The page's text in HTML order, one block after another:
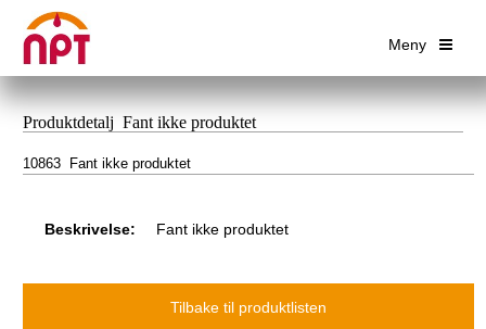
Meny
Produktdetalj Fant ikke produktet
10863 Fant ikke produktet
Beskrivelse: Fant ikke produktet